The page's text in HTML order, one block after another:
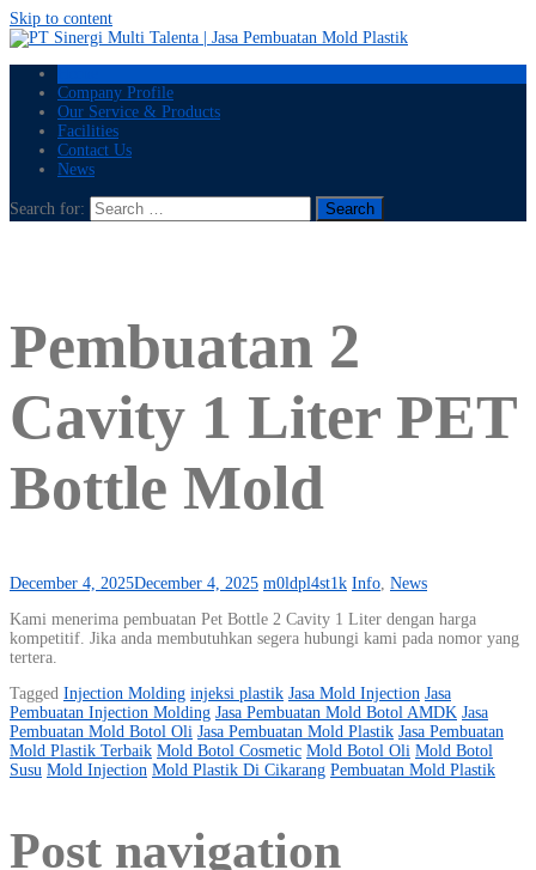
Skip to content
Company Profile
Our Service & Products
Facilities
Contact Us
News
Search for:
Pembuatan 2
Cavity 1 Liter PET
Bottle Mold
December 4, 2025December 4, 2025 m0ldpl4st1k Info, News
Kami menerima pembuatan Pet Bottle 2 Cavity 1 Liter dengan harga
kompetitif. Jika anda membutuhkan segera hubungi kami pada nomor yang
tertera.
Tagged Injection Molding injeksi plastik Jasa Mold Injection Jasa
Pembuatan Injection Molding Jasa Pembuatan Mold Botol AMDK Jasa
Pembuatan Mold Botol Oli Jasa Pembuatan Mold Plastik Jasa Pembuatan
Mold Plastik Terbaik Mold Botol Cosmetic Mold Botol Oli Mold Botol
Susu Mold Injection Mold Plastik Di Cikarang Pembuatan Mold Plastik
Post navigation